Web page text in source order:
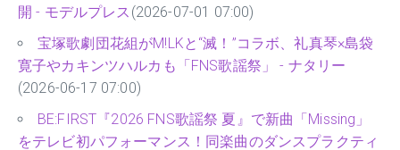
開 - モデルプレス (2026-07-01 07:00)
宝塚歌劇団花組がM!LKと“滅！”コラボ、礼真琴×島袋
寛子やカキンツハルカも「FNS歌謡祭」 - ナタリー
(2026-06-17 07:00)
BE:FIRST『2026 FNS歌謡祭 夏』で新曲「Missing」
をテレビ初パフォーマンス！同楽曲のダンスプラクティ